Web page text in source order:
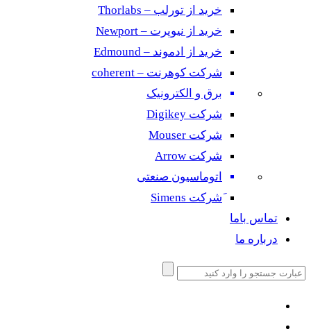
خرید از تورلب – Thorlabs
خرید از نیوپرت – Newport
خرید از ادموند – Edmound
شرکت کوهرنت – coherent
برق و الکترونیک
شرکت Digikey
شرکت Mouser
شرکت Arrow
اتوماسیون صنعتی
َشرکت Simens
تماس باما
درباره ما